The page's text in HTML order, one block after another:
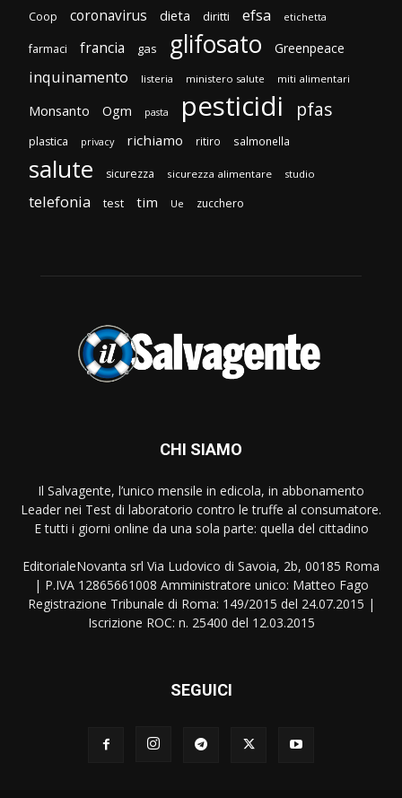
Coop coronavirus dieta diritti efsa etichetta
farmaci francia gas glifosato Greenpeace
inquinamento listeria ministero salute miti alimentari
Monsanto Ogm pasta pesticidi pfas
plastica privacy richiamo ritiro salmonella
salute sicurezza sicurezza alimentare studio
telefonia test tim Ue zucchero
CHI SIAMO
Il Salvagente, l’unico mensile in edicola, in abbonamento
Leader nei Test di laboratorio contro le truffe al consumatore.
E tutti i giorni online da una sola parte: quella del cittadino
EditorialeNovanta srl Via Ludovico di Savoia, 2b, 00185 Roma
| P.IVA 12865661008 Amministratore unico: Matteo Fago
Registrazione Tribunale di Roma: 149/2015 del 24.07.2015 |
Iscrizione ROC: n. 25400 del 12.03.2015
SEGUICI